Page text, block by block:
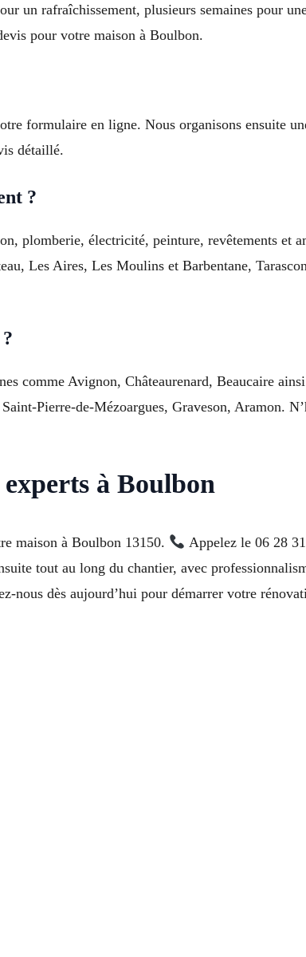
un rafraîchissement, plusieurs semaines pour
pour votre maison à Boulbon.
formulaire en ligne. Nous organisons ensuite
détaillé.
?
plomberie, électricité, peinture, revêtements et
Les Aires, Les Moulins et Barbentane,
comme Avignon, Châteaurenard, Beaucaire
Pierre-de-Mézoargues, Graveson, Aramon.
à Boulbon
maison à Boulbon 13150.
Appelez le 06 28
tout au long du chantier, avec
nous dès aujourd’hui pour démarrer votre